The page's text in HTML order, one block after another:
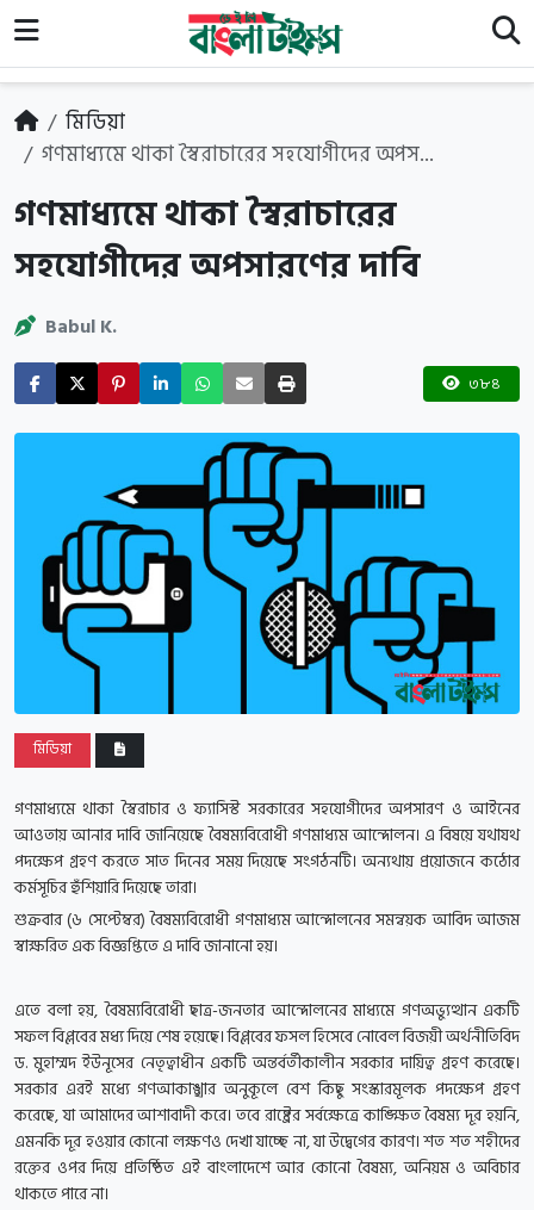
মিডিয়া
গণমাধ্যমে থাকা স্বৈরাচারের সহযোগীদের অপস...
গণমাধ্যমে থাকা স্বৈরাচারের
সহযোগীদের অপসারণের দাবি
Babul K.
৩৮৪
মিডিয়া
গণমাধ্যমে থাকা স্বৈরাচার ও ফ্যাসিস্ট সরকারের সহযোগীদের অপসারণ ও আইনের
আওতায় আনার দাবি জানিয়েছে বৈষম্যবিরোধী গণমাধ্যম আন্দোলন। এ বিষয়ে যথাযথ
পদক্ষেপ গ্রহণ করতে সাত দিনের সময় দিয়েছে সংগঠনটি। অন্যথায় প্রয়োজনে কঠোর
কর্মসূচির হুঁশিয়ারি দিয়েছে তারা।
শুক্রবার (৬ সেপ্টেম্বর) বৈষম্যবিরোধী গণমাধ্যম আন্দোলনের সমন্বয়ক আবিদ আজম
স্বাক্ষরিত এক বিজ্ঞপ্তিতে এ দাবি জানানো হয়।
এতে বলা হয়, বৈষম্যবিরোধী ছাত্র-জনতার আন্দোলনের মাধ্যমে গণঅভ্যুত্থান একটি
সফল বিপ্লবের মধ্য দিয়ে শেষ হয়েছে। বিপ্লবের ফসল হিসেবে নোবেল বিজয়ী অর্থনীতিবিদ
ড. মুহাম্মদ ইউনূসের নেতৃত্বাধীন একটি অন্তর্বর্তীকালীন সরকার দায়িত্ব গ্রহণ করেছে।
সরকার এরই মধ্যে গণআকাঙ্খার অনুকূলে বেশ কিছু সংস্কারমূলক পদক্ষেপ গ্রহণ
করেছে, যা আমাদের আশাবাদী করে। তবে রাষ্ট্রের সর্বক্ষেত্রে কাঙ্ক্ষিত বৈষম্য দূর হয়নি,
এমনকি দূর হওয়ার কোনো লক্ষণও দেখা যাচ্ছে না, যা উদ্বেগের কারণ। শত শত শহীদের
রক্তের ওপর দিয়ে প্রতিষ্ঠিত এই বাংলাদেশে আর কোনো বৈষম্য, অনিয়ম ও অবিচার
থাকতে পারে না।